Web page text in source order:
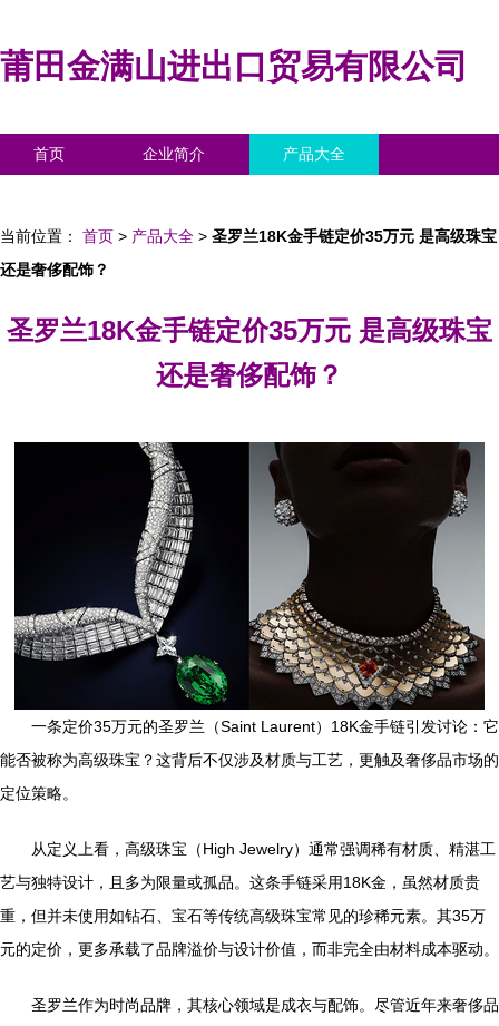
莆田金满山进出口贸易有限公司
首页 企业简介 产品大全
当前位置： 首页 > 产品大全 > 圣罗兰18K金手链定价35万元 是高级珠宝
还是奢侈配饰？
圣罗兰18K金手链定价35万元 是高级珠宝
还是奢侈配饰？
一条定价35万元的圣罗兰（Saint Laurent）18K金手链引发讨论：它
能否被称为高级珠宝？这背后不仅涉及材质与工艺，更触及奢侈品市场的
定位策略。
从定义上看，高级珠宝（High Jewelry）通常强调稀有材质、精湛工
艺与独特设计，且多为限量或孤品。这条手链采用18K金，虽然材质贵
重，但并未使用如钻石、宝石等传统高级珠宝常见的珍稀元素。其35万
元的定价，更多承载了品牌溢价与设计价值，而非完全由材料成本驱动。
圣罗兰作为时尚品牌，其核心领域是成衣与配饰。尽管近年来奢侈品